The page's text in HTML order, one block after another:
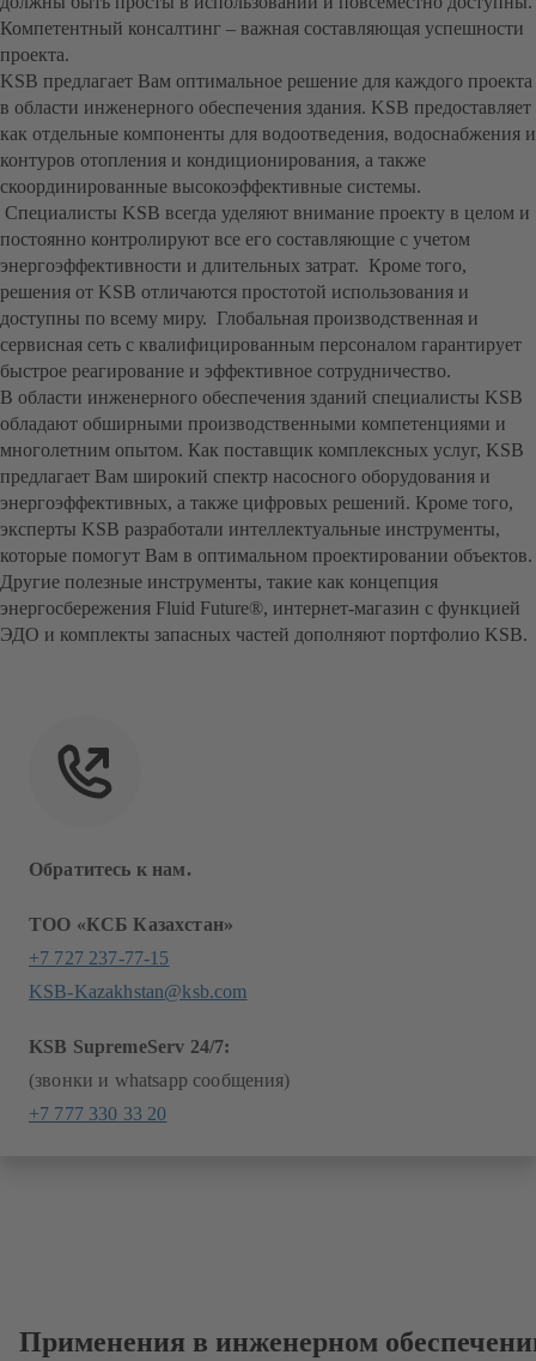
Компетентный консалтинг – важная составляющая успешности
проекта.
KSB предлагает Вам оптимальное решение для каждого проекта
в области инженерного обеспечения здания. KSB предоставляет
как отдельные компоненты для водоотведения, водоснабжения и
контуров отопления и кондиционирования, а также
скоординированные высокоэффективные системы.
Специалисты KSB всегда уделяют внимание проекту в целом и
постоянно контролируют все его составляющие с учетом
энергоэффективности и длительных затрат. Кроме того,
решения от KSB отличаются простотой использования и
доступны по всему миру. Глобальная производственная и
сервисная сеть с квалифицированным персоналом гарантирует
быстрое реагирование и эффективное сотрудничество.
В области инженерного обеспечения зданий специалисты KSB
обладают обширными производственными компетенциями и
многолетним опытом. Как поставщик комплексных услуг, KSB
предлагает Вам широкий спектр насосного оборудования и
энергоэффективных, а также цифровых решений. Кроме того,
эксперты KSB разработали интеллектуальные инструменты,
которые помогут Вам в оптимальном проектировании объектов.
Другие полезные инструменты, такие как концепция
энергосбережения Fluid Future®, интернет-магазин с функцией
ЭДО и комплекты запасных частей дополняют портфолио KSB.
Обратитесь к нам.
ТОО «КСБ Казахстан»
+7 727 237-77-15
KSB-Kazakhstan@ksb.com
KSB SupremeServ 24/7:
(звонки и whatsapp сообщения)
+7 777 330 33 20
Применения в инженерном